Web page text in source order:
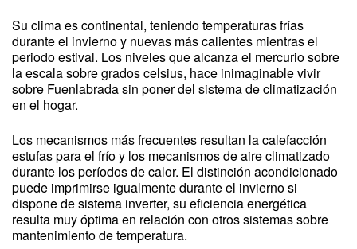
Su clima es continental, teniendo temperaturas frías
durante el invierno y nuevas más calientes mientras el
periodo estival. Los niveles que alcanza el mercurio sobre
la escala sobre grados celsius, hace inimaginable vivir
sobre Fuenlabrada sin poner del sistema de climatización
en el hogar.
Los mecanismos más frecuentes resultan la calefacción
estufas para el frío y los mecanismos de aire climatizado
durante los períodos de calor. El distinción acondicionado
puede imprimirse igualmente durante el invierno si
dispone de sistema inverter, su eficiencia energética
resulta muy óptima en relación con otros sistemas sobre
mantenimiento de temperatura.